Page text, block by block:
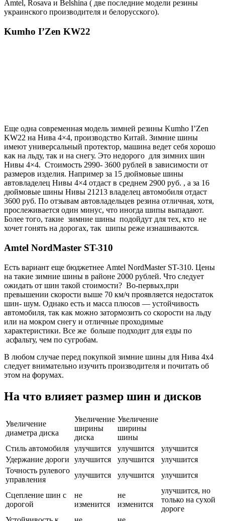
Amtel, Rosava и Belshina ( две последние модели резины
украинского производителя и белорусского).
Kumho I’Zen KW22
Еще одна современная модель зимней резины Kumho I’Zen
KW22 на Нива 4×4, производство Китай. Зимние шины
имеют универсальный протектор, машина ведет себя хорошо
как на льду, так и на снегу. Это недорого для зимних шин
Нивы 4×4. Стоимость 2990- 3600 рублей в зависимости от
размеров изделия. Например за 15 дюймовые шины
автовладелец Нивы 4×4 отдаст в среднем 2900 руб. , а за 16
дюймовые шины Нивы 21213 владелец автомобиля отдаст
3600 руб. По отзывам автовладельцев резина отличная, хотя,
прослеживается один минус, что иногда шипы выпадают.
Более того, такие зимние шины подойдут для тех, кто не
хочет гонять на дорогах, так шипы реже изнашиваются.
Amtel NordMaster ST-310
Есть вариант еще бюджетнее Amtel NordMaster ST-310. Цены
на такие зимние шины в районе 2000 рублей. Что следует
ожидать от шин такой стоимости? Во-первых,при
превышении скорости выше 70 км/ч проявляется недостаток
шин- шум. Однако есть и масса плюсов — устойчивость
автомобиля, так как можно затормозить со скорости на льду
или на мокром снегу и отличные проходимые
характеристики. Все же больше подходит для езды по
асфальту, чем по сугробам.
В любом случае перед покупкой зимние шины для Нива 4х4
следует внимательно изучить производителя и почитать об
этом на форумах.
На что влияет размер шин и дисков
Увеличение
диаметра диска
Увеличение
ширины
диска
Увеличение
ширины
шины
Стиль автомобиля
улучшится улучшится
улучшится
Удержание дороги
улучшится улучшится
улучшится
Точность рулевого
управления
улучшится улучшится улучшится
Сцепление шин с
дорогой
не
изменится
не
изменится
улучшится, но
только на сухой
дороге